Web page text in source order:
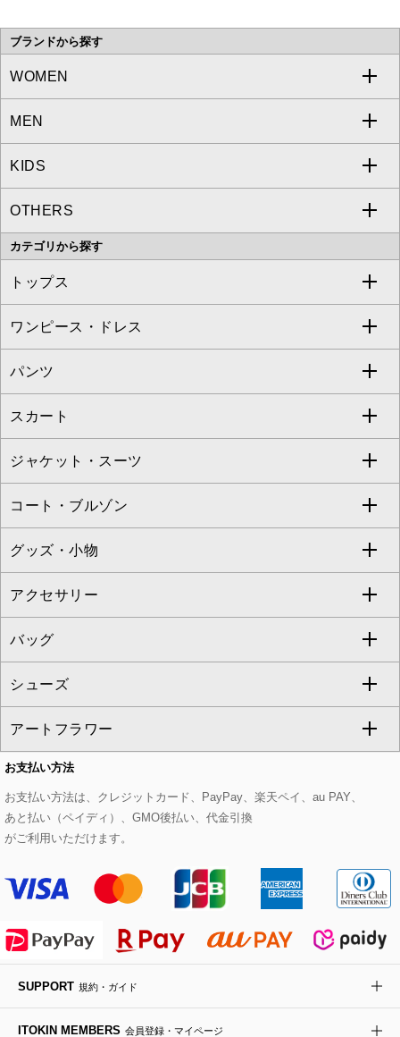
ブランドから探す
WOMEN
a.v.v
MICHEL KLEIN
MK MICHEL KLEIN
OFUON le MK
eur3
Maison de CINQ
MK MICHEL KLEIN BAG
HIROKO KOSHINO
MEN
a.v.v
MICHEL KLEIN HOMME
MK MICHEL KLEIN HOMME
KIDS
a.v.v
OTHERS
MK MICHEL KLEIN BAG
カテゴリから探す
トップス
すべてのトップス
カットソー・Tシャツ
ブラウス・シャツ
ニット・セーター
カーディガン
アンサンブルセット
ベスト・ジレ
パーカー
タンクトップ・キャミソール
スウェット・ジャージー
その他のトップス
ワンピース・ドレス
すべてのワンピース・ドレス
ワンピース
ドレス
チュニック
ジャンパースカート
その他のワンピース・ドレス
パンツ
すべてのパンツ
フルレングスパンツ
クロップド・半端丈パンツ
ガウチョ・ワイドパンツ
ハーフ・ショート丈パンツ
サロペット・オールインワン
その他のパンツ
スカート
すべてのスカート
ロング・マキシ丈スカート
ひざ丈スカート
ミモレ丈スカート
ショート・ミニ丈スカート
その他のスカート
ジャケット・スーツ
すべてのジャケット・スーツ
テーラードジャケット
ノーカラージャケット
セットアップ
セットアップジャケット
セットアップパンツ
セットアップスカート
セットアップワンピース
コート・ブルゾン
すべてのコート・ブルゾン
トレンチコート
ピーコート
ダッフルコート
チェスターコート
モッズコート
ステンカラーコート
ライダースジャケット
デニムジャケット
ダウンジャケット・コート
グッズ・小物
すべてのグッズ・小物
マスク
ストール・マフラー・スヌード
ベルト・サスペンダー
帽子
ヘアアクセサリー
ハンカチ・バンダナ
手袋
チャーム・ストラップ
アクセサリー
すべてのアクセサリー
ネックレス
ピアス・イヤリング
ブレスレット・バングル
ブローチ・コサージュ
バッグ
すべてのバッグ
トートバッグ
ショルダーバッグ
ボストンバッグ
バックパック・リュック
ボディバッグ・メッセンジャーバッグ
トラベルバッグ
シューズ
すべてのシューズ
パンプス
スニーカー
フラットシューズ
ローファー
ドレスシューズ
アートフラワー
すべてのアートフラワー
ローズ
カサブランカ・カラー
ラナンキュラス
ポプリアレンジ＆フレグランス
お支払い方法
お支払い方法は、クレジットカード、PayPay、楽天ペイ、au PAY、
あと払い（ペイディ）、GMO後払い、代金引換
がご利用いただけます。
SUPPORT 規約・ガイド
ITOKIN MEMBERS 会員登録・マイページ